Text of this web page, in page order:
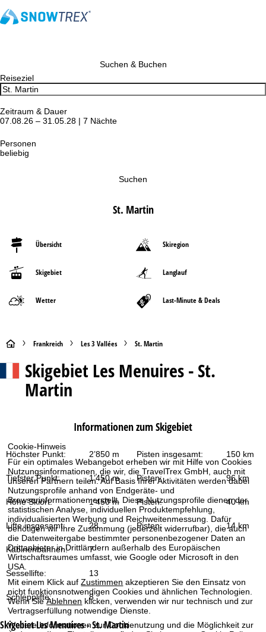
Cookie-Hinweis
Für ein optimales Webangebot erheben wir mit Hilfe von Cookies
Nutzungsinformationen, die wir, die TravelTrex GmbH, auch mit
unseren Partnern teilen. Auf Basis Ihrer Aktivitäten werden dabei
Nutzungsprofile anhand von Endgeräte- und
Browserinformationen erstellt. Diese Nutzungsprofile dienen der
statistischen Analyse, individuellen Produktempfehlung,
individualisierten Werbung und Reichweitenmessung. Dafür
benötigen wir Ihre Zustimmung (jederzeit widerrufbar), die auch
die Datenweitergabe bestimmter personenbezogener Daten an
Drittanbieter in Drittländern außerhalb des Europäischen
Wirtschaftsraumes umfasst, wie Google oder Microsoft in den
USA.
Mit einem Klick aufZustimmen akzeptieren Sie den Einsatz von
nicht funktionsnotwendigen Cookies und ähnlichen Technologien.
Wenn SieAblehnen klicken, verwenden wir nur technisch und zur
Vertragserfüllung notwendige Dienste.
Weitere Informationen zur Cookienutzung und die Möglichkeit zur
Suchen & Buchen
Reiseziel
Zeitraum & Dauer
07.08.26 – 31.05.28 | 7 Nächte
Personen
beliebig
Suchen
St. Martin
Übersicht Skiregion
Skigebiet Langlauf
Wetter Last-Minute & Deals
S
s
e
i
t
e
Frankreich Les 3 Vallées St. Martin
SkigebietLes Menuires - St.
Martin
Informationen zum Skigebiet
Höchster Punkt: 2’850 m Pisten insgesamt: 150 km
Tiefster Punkt: 1’450 m Pisten: 96 km
Höhe Skiort: 1’450 m Pisten: 40 km
Lifte insgesamt: 28 Pisten: 14 km
Kabinenbahnen: 7
Sessellifte: 13
Schlepplifte: 8
SkigebietLes Menuires - St. Martin